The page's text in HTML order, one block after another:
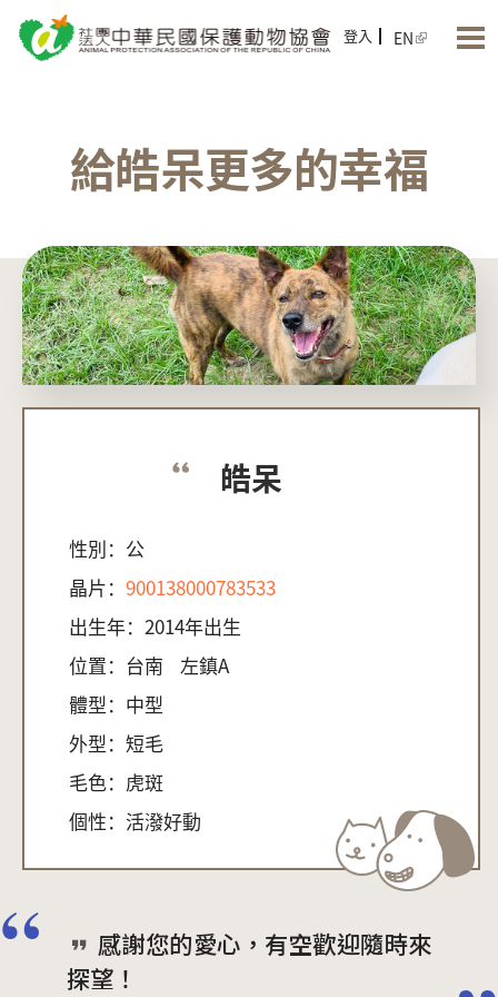
登入 EN
給皓呆更多的幸福
皓呆
性別： 公
晶片： 900138000783533
出生年： 2014年出生
位置： 台南
左鎮A
體型： 中型
外型： 短毛
毛色： 虎斑
個性： 活潑好動
感謝您的愛心，有空歡迎隨時來
探望！